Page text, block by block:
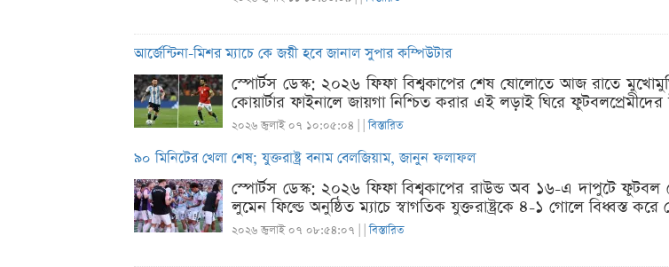
আর্জেন্টিনা-মিশর ম্যাচে কে জয়ী হবে জানাল সুপার কম্পিউটার
স্পোর্টস ডেস্ক: ২০২৬ ফিফা বিশ্বকাপের শেষ ষোলোতে আজ রাতে
কোয়ার্টার ফাইনালে জায়গা নিশ্চিত করার এই লড়াই ঘিরে
২০২৬ জুলাই ০৭ ১০:০৫:০৪ | |বিস্তারিত
৯০ মিনিটের খেলা শেষ; যুক্তরাষ্ট্র বনাম বেলজিয়াম, জানুন ফলাফল
স্পোর্টস ডেস্ক: ২০২৬ ফিফা বিশ্বকাপের রাউন্ড অব ১৬-এ দাপুটে ফুটবল
লুমেন ফিল্ডে অনুষ্ঠিত ম্যাচে স্বাগতিক যুক্তরাষ্ট্রকে ৪-১ গোলে বিধ্বস্ত
২০২৬ জুলাই ০৭ ০৮:৫৪:০৭ | |বিস্তারিত